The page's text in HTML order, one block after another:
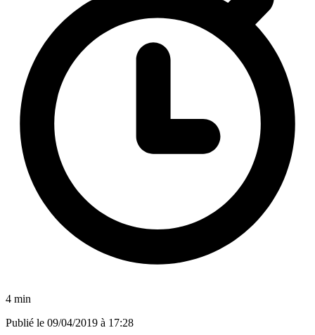
4 min
Publié le 09/04/2019 à 17:28